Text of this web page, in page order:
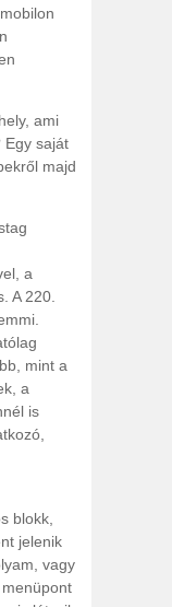
ami
Egy saját
majd
a
A 220.
mint a
a
is
blokk,
jelenik
vagy